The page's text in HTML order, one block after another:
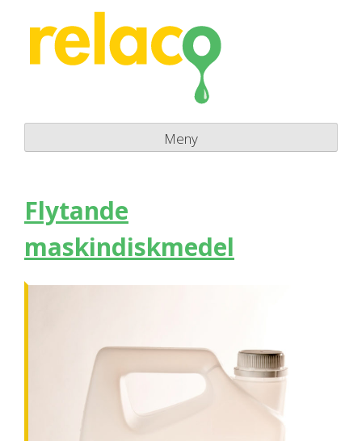
content
Meny
Flytande
maskindiskmedel